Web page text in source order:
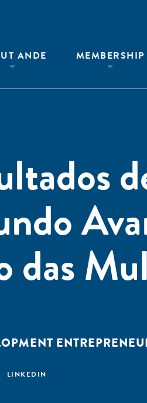
ANDE MEMBERSHIP
das
LINKEDIN